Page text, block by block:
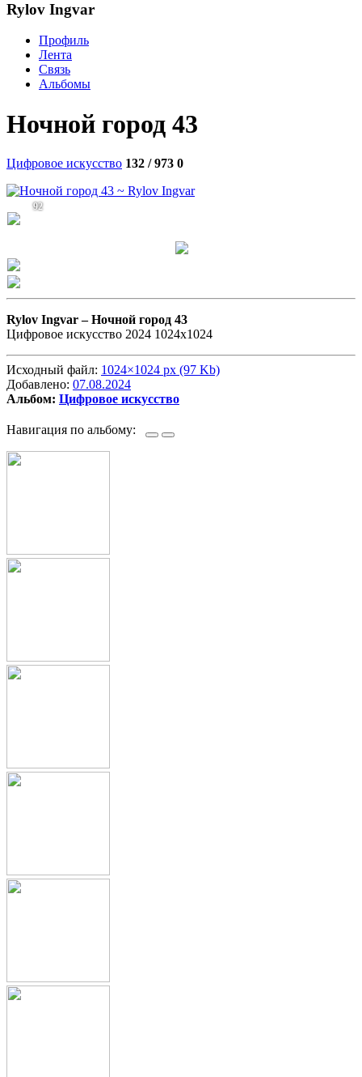
Rylov Ingvar
Профиль
Лента
Связь
Альбомы
Ночной город 43
Цифровое искусство 132 / 973 0
92
Rylov Ingvar –Ночной город 43
Цифровое искусство 2024 1024х1024
Исходный файл: 1024×1024 px (97 Kb)
Добавлено: 07.08.2024
Альбом: Цифровое искусство
Навигация по альбому: